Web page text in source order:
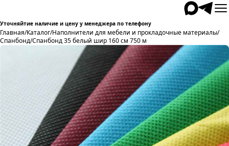
Уточняйтие наличие и цену у менеджера по телефону
Главная/Каталог/Наполнители для мебели и прокладочные материалы/
Спанбонд/Спанбонд 35 белый шир 160 см 750 м